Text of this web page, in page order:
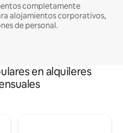
completamente
alojamientos corporativos,
de personal.
en alquileres